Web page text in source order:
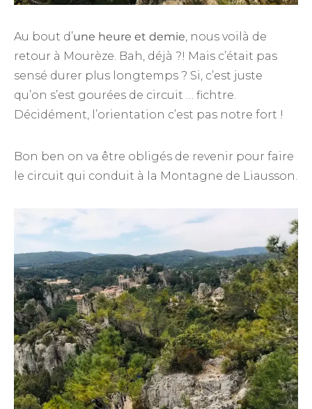
Au bout d’une heure et demie , nous voilà de
retour à Mourèze. Bah, déjà ?! Mais c’était pas
sensé durer plus longtemps ? Si, c’est juste
qu’on s’est gourées de circuit … fichtre.
Décidément, l’orientation c’est pas notre fort !
Bon ben on va être obligés de revenir pour faire
le circuit qui conduit à la Montagne de Liausson.